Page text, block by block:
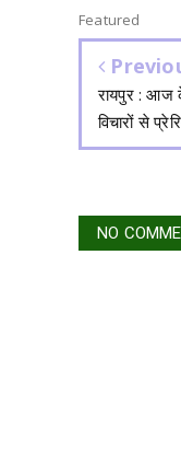
Featured
रायपुर : आज
विचारों से
NO